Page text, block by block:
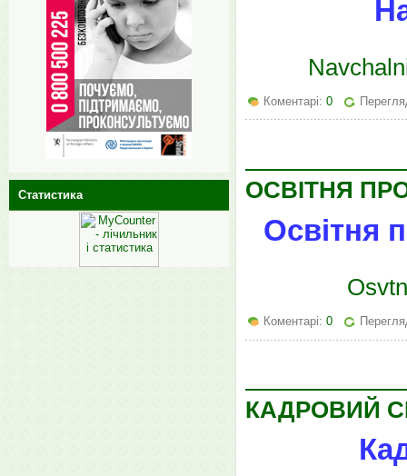
Коментарі: 0
ОСВІТНЯ
Освітня
Коментарі: 0
КАДРОВИЙ
Статистика